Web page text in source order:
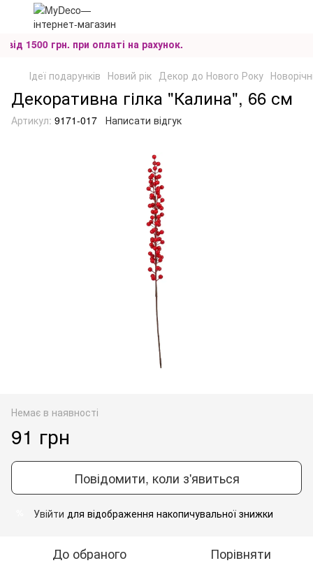
1500 грн. при оплаті на рахунок.
Ідеї подарунків Новий рік Декор до Нового Року
Декоративна гілка "Калина", 66 см
Артикул: 9171-017 Написати відгук
Немає в наявності
91 грн
Повідомити, коли з'явиться
Увійти для відображення накопичувальної знижки
До обраного Порівняти